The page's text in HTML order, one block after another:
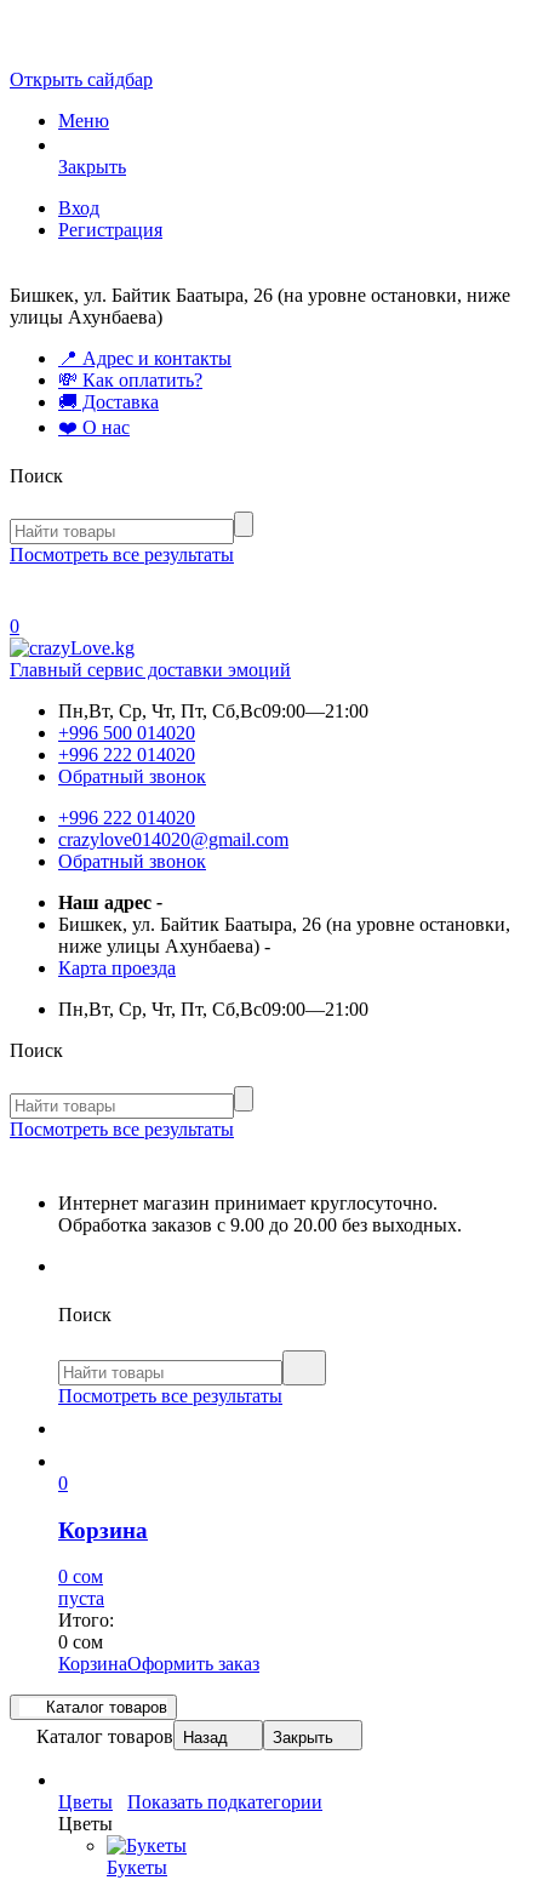
Открыть сайдбар
Меню
Закрыть
Вход
Регистрация
Бишкек, ул. Байтик Баатыра, 26 (на уровне остановки, ниже
улицы Ахунбаева)
📍 Адрес и контакты
💸 Как оплатить?
🚚 Доставка
❤️ О нас
Поиск
Посмотреть все результаты
0
Главный сервис доставки эмоций
Пн,Вт, Ср, Чт, Пт, Сб,Вс09:00—21:00
+996 500 014020
+996 222 014020
Обратный звонок
+996 222 014020
crazylove014020@gmail.com
Обратный звонок
Наш адрес -
Бишкек, ул. Байтик Баатыра, 26 (на уровне остановки,
ниже улицы Ахунбаева) -
Карта проезда
Пн,Вт, Ср, Чт, Пт, Сб,Вс09:00—21:00
Поиск
Посмотреть все результаты
Интернет магазин принимает круглосуточно.
Обработка заказов с 9.00 до 20.00 без выходных.
Поиск
Посмотреть все результаты
0
Корзина
0 сом
пуста
Итого:
0 сом
КорзинаОформить заказ
Каталог товаров
Каталог товаров Назад Закрыть
Цветы
Показать подкатегории
Цветы
Букеты